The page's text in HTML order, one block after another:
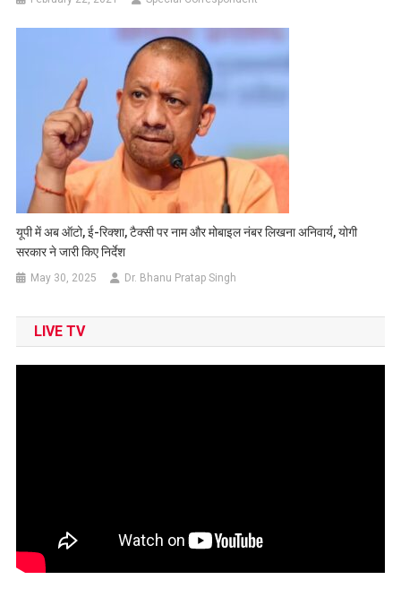
यूपी में अब ऑटो, ई-रिक्शा, टैक्सी पर नाम और मोबाइल नंबर लिखना अनिवार्य, योगी
सरकार ने जारी किए निर्देश
May 30, 2025 Dr. Bhanu Pratap Singh
LIVE TV